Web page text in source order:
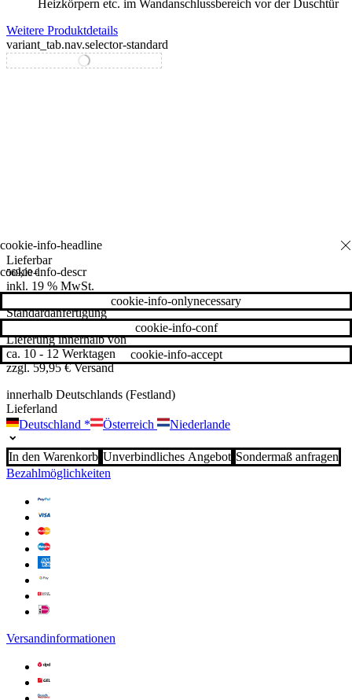
Heizkörpern etc. im Wandanschlussbereich vor der Duschtür
Weitere Produktdetails
variant_tab.nav.selector-standard
variant_tab.nav.selector-special
Lieferbar
569,00€
inkl. 19 % MwSt.
Standardanfertigung
Lieferung innerhalb von
ca. 10 - 12 Werktagen
zzgl. 59,95 € Versand
innerhalb Deutschlands (Festland)
Lieferland
Deutschland * Österreich Niederlande
In den Warenkorb Unverbindliches Angebot Sondermaß anfragen
Bezahlmöglichkeiten
Versandinformationen
cookie-info-descr
cookie-info-accept
cookie-info-conf
cookie-info-onlynecessary